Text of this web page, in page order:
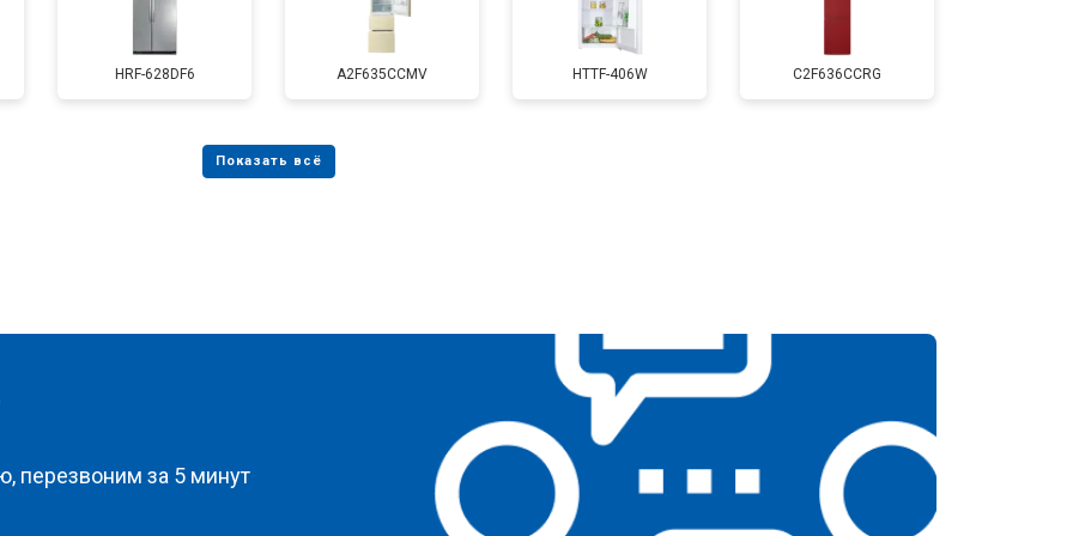
от 70 мин от 3650 ₽
от 80 мин
HRF-628DF6 A2F635CCMV HTTF-406W C2F636CCRG
перезвоним за 5 минут